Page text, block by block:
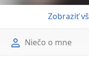
Zobraziť
Niečo o mne